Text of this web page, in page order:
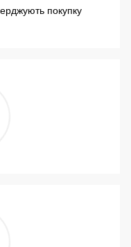
покупку